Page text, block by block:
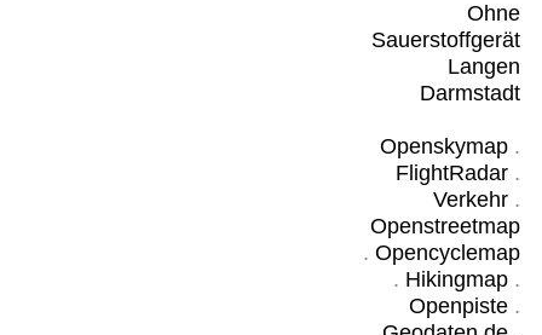
Ohne
Sauerstoffgerät
Langen
Darmstadt
Openskymap.
FlightRadar.
Verkehr.
Openstreetmap
. Opencyclemap
. Hikingmap.
Openpiste.